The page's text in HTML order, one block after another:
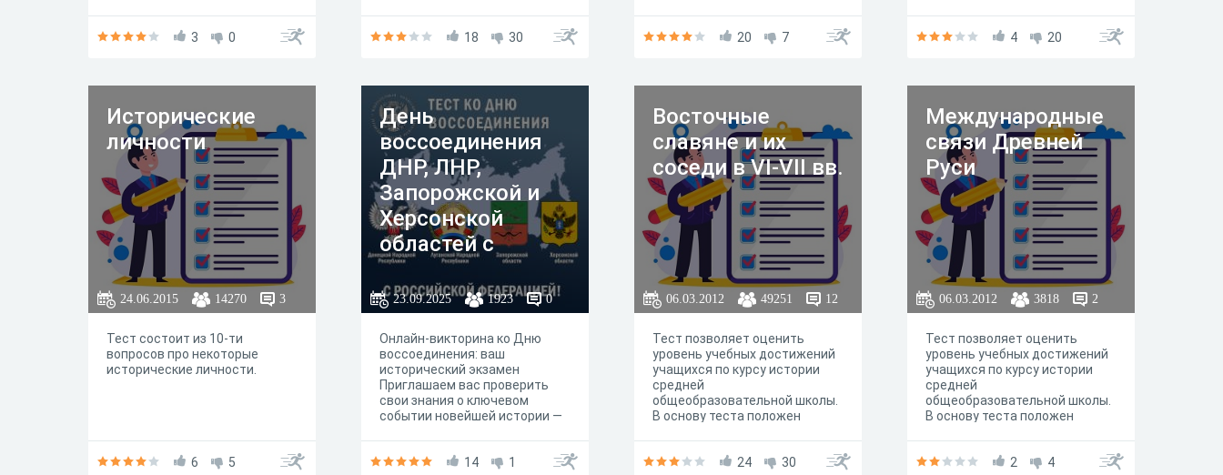
изучения всех разделов темы.
3 0 18 30
20
7 4 20
Исторические
личности
24.06.2015 14270 3
Тест состоит из 10-ти
вопросов про некоторые
исторические личности.
6 5
День
воссоединения
ДНР, ЛНР,
Запорожской и
Херсонской
областей с
Российской
Федерацией
23.09.2025 1923 0
Онлайн-викторина ко Дню
воссоединения: ваш
исторический экзамен
Приглашаем вас проверить
свои знания о ключевом
событии новейшей истории —
Республик, Запорожской и
14 1
Восточные
славяне и их
соседи в VI-VII вв.
06.03.2012 49251 12
Тест позволяет оценить
уровень учебных достижений
учащихся по курсу истории
средней
общеобразовательной школы.
В основу теста положен
24
30
Международные
связи Древней
Руси
06.03.2012 3818 2
Тест позволяет оценить
уровень учебных достижений
учащихся по курсу истории
средней
общеобразовательной школы.
В основу теста положен
2
4